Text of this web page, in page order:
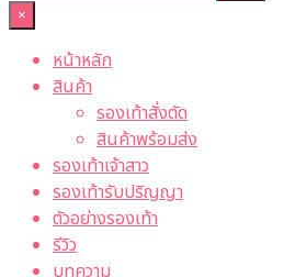
×
หน้าหลัก
สินค้า
รองเท้าสั่งตัด
สินค้าพร้อมส่ง
รองเท้าเจ้าสาว
รองเท้ารับปริญญา
ตัวอย่างรองเท้า
รีวิว